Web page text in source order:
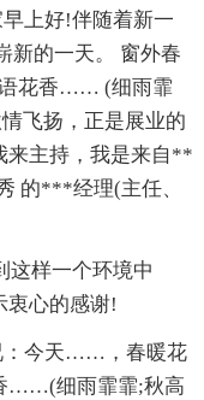
上好!伴随着新一
新的一天。 窗外春
语花香…… (细雨霏
飞扬，正是展业的
来主持，我是来自**
的***经理(主任、
这样一个环境中
衷心的感谢!
：今天……，春暖花
……(细雨霏霏;秋高